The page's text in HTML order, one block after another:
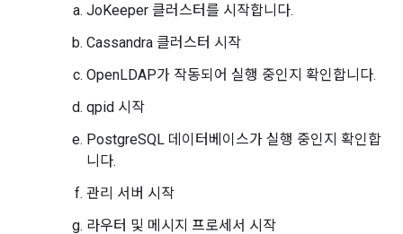
JoKeeper 클러스터를 시작합니다.
Cassandra 클러스터 시작
OpenLDAP가 작동되어 실행 중인지 확인합니다.
qpid 시작
PostgreSQL 데이터베이스가 실행 중인지 확인합
니다.
관리 서버 시작
라우터 및 메시지 프로세서 시작